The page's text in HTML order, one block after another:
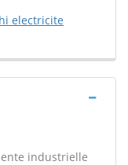
electricite
industrielle